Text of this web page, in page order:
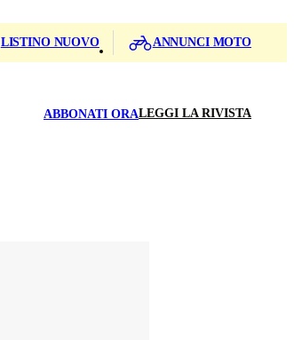
LISTINO NUOVO ANNUNCI MOTO
ABBONATI ORALEGGI LA RIVISTA